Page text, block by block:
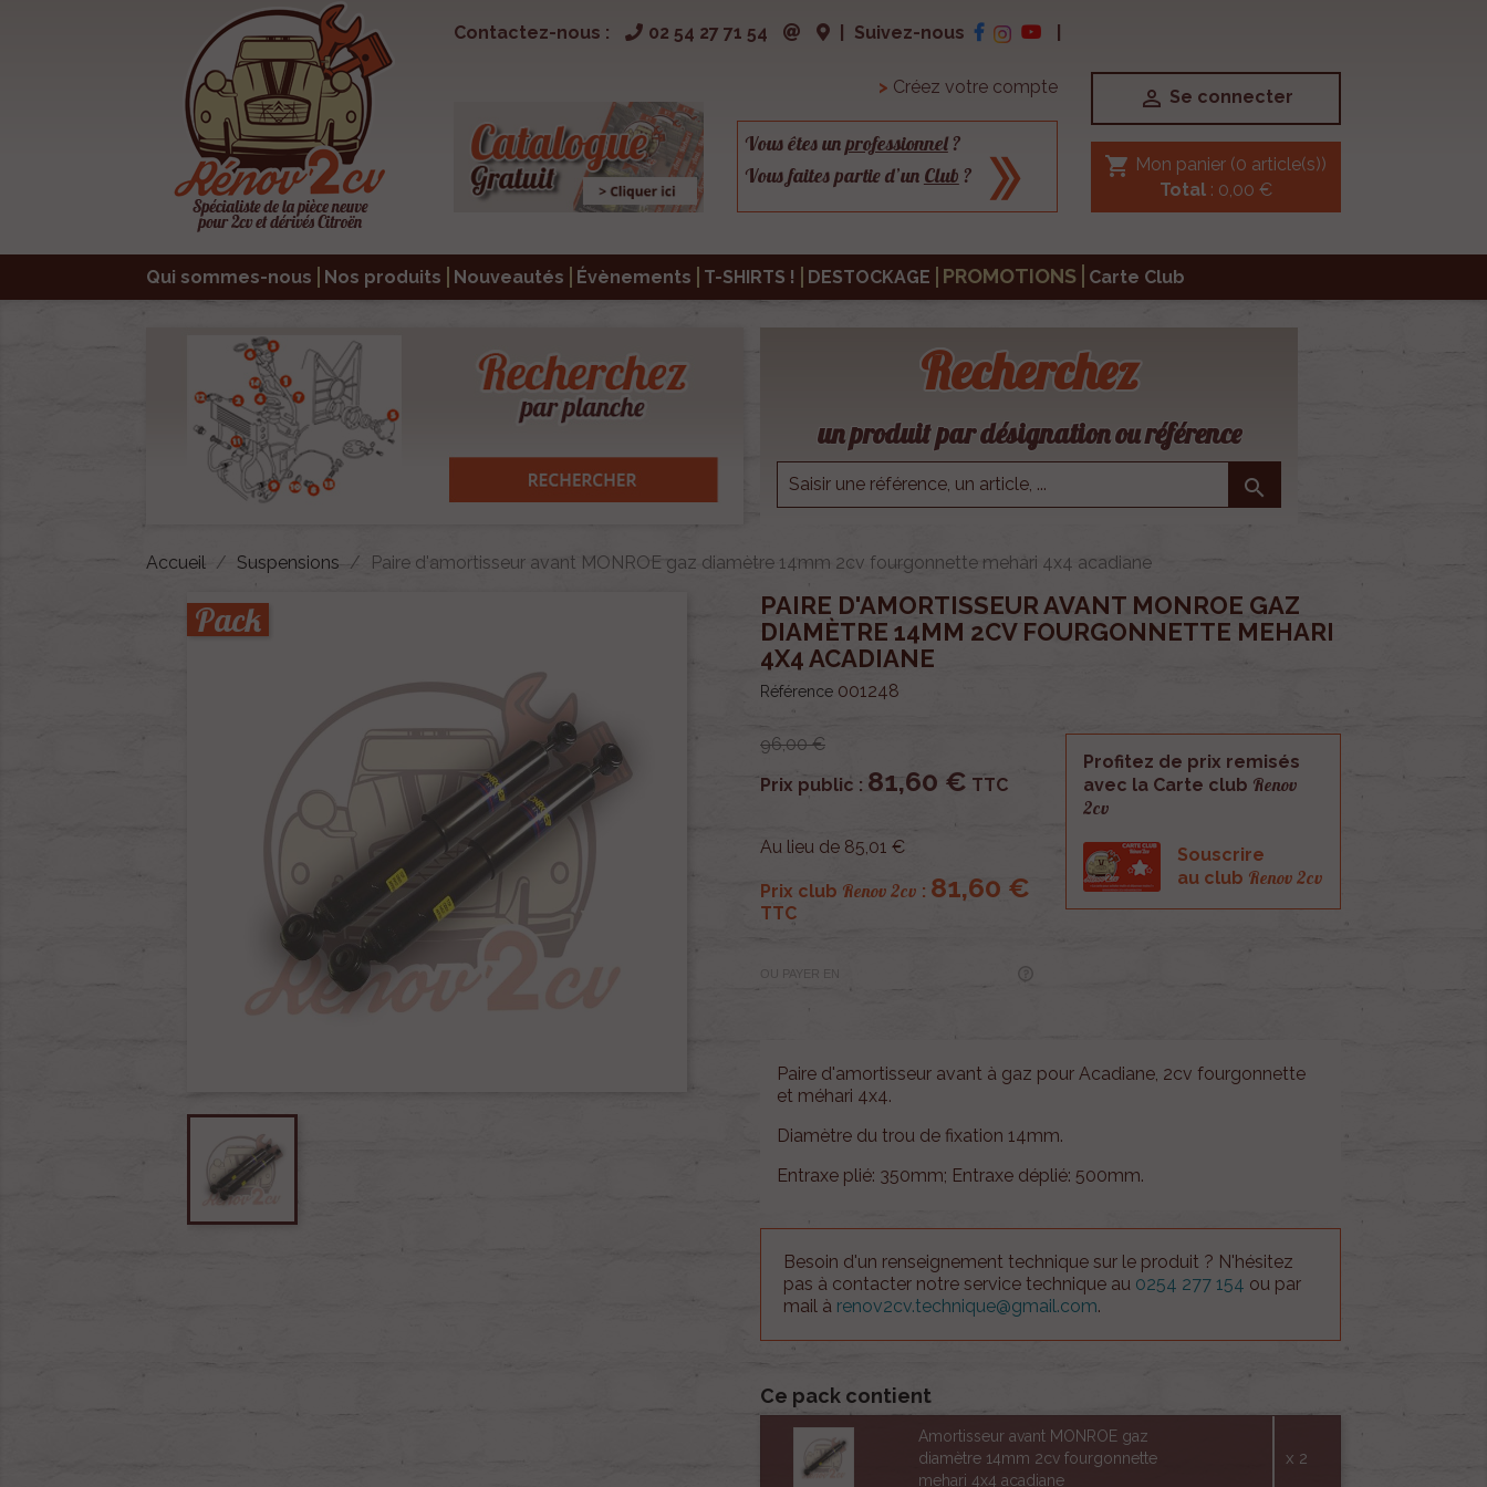
Contactez-nous : 02 54 27 71 54 Suivez-nous
> Créez votre compte
Vous êtes unprofessionnel?
Vous faites partie d’un Club ?
 Se connecter
shopping_cart Mon panier (0 article(s))
Total: 0,00 €
Qui sommes-nous Nos produits Nouveautés Évènements T-SHIRTS ! DESTOCKAGE PROMOTIONS Carte Club
Recherchez
un produit par désignation ou référence

Accueil Suspensions Paire d'amortisseur avant MONROE gaz diamètre 14mm 2cv fourgonnette mehari 4x4 acadiane
Pack
PAIRE D'AMORTISSEUR AVANT MONROE GAZ
DIAMÈTRE 14MM 2CV FOURGONNETTE MEHARI
4X4 ACADIANE
Référence 001248
96,00 €
Prix public : 81,60 € TTC
Au lieu de 85,01 €
Prix club Renov 2cv : 81,60 €
TTC
OU PAYER EN
Profitez de prix remisés
avec la Carte club Renov
2cv
Souscrire
au club Renov 2cv
Paire d'amortisseur avant à gaz pour Acadiane, 2cv fourgonnette
et méhari 4x4.
Diamètre du trou de fixation 14mm.
Entraxe plié: 350mm; Entraxe déplié: 500mm.
Besoin d'un renseignement technique sur le produit ? N'hésitez
pas à contacter notre service technique au 0254 277 154 ou par
mail à renov2cv.technique@gmail.com.
Ce pack contient
Amortisseur avant MONROE gaz
diamètre 14mm 2cv fourgonnette
mehari 4x4 acadiane
x 2